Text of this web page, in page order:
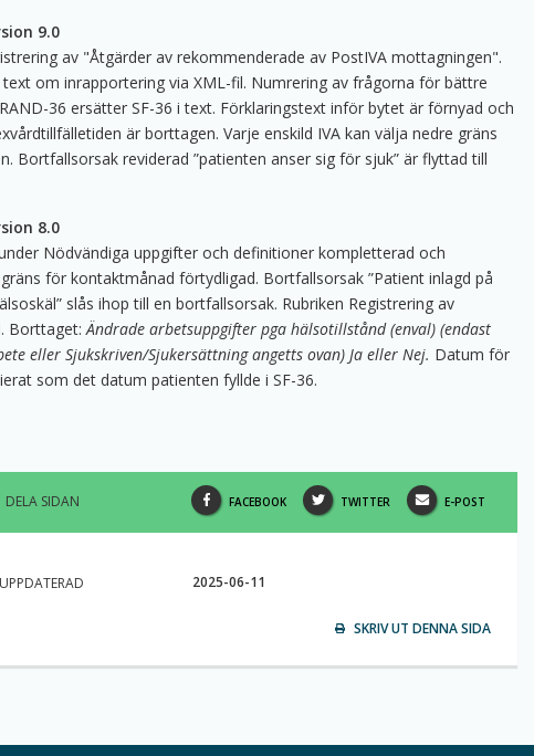
9.0
av "Åtgärder av rekommenderade av PostIVA mottagningen".
om inrapportering via XML-fil. Numrering av frågorna för bättre
36 ersätter SF-36 i text. Förklaringstext inför bytet är förnyad och
är borttagen. Varje enskild IVA kan välja nedre gräns
Bortfallsorsak reviderad ”patienten anser sig för sjuk” är flyttad till
8.0
Nödvändiga uppgifter och definitioner kompletterad och
för kontaktmånad förtydligad. Bortfallsorsak ”Patient inlagd på
slås ihop till en bortfallsorsak. Rubriken Registrering av
Borttaget:Ändrade arbetsuppgifter pga hälsotillstånd (enval) (endast
eller Sjukskriven/Sjukersättning angetts ovan) Ja eller Nej. Datum för
som det datum patienten fyllde i SF-36.
DELA SIDAN DELA
DENNA
FACEBOOK DELA
DENNA
TWITTER DELA
DENNA
E-POST
2025-06-11
SKRIV UT DENNA SIDA